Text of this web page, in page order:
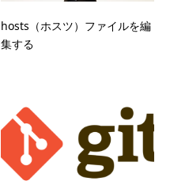
hosts（ホスツ）ファイルを編
集する